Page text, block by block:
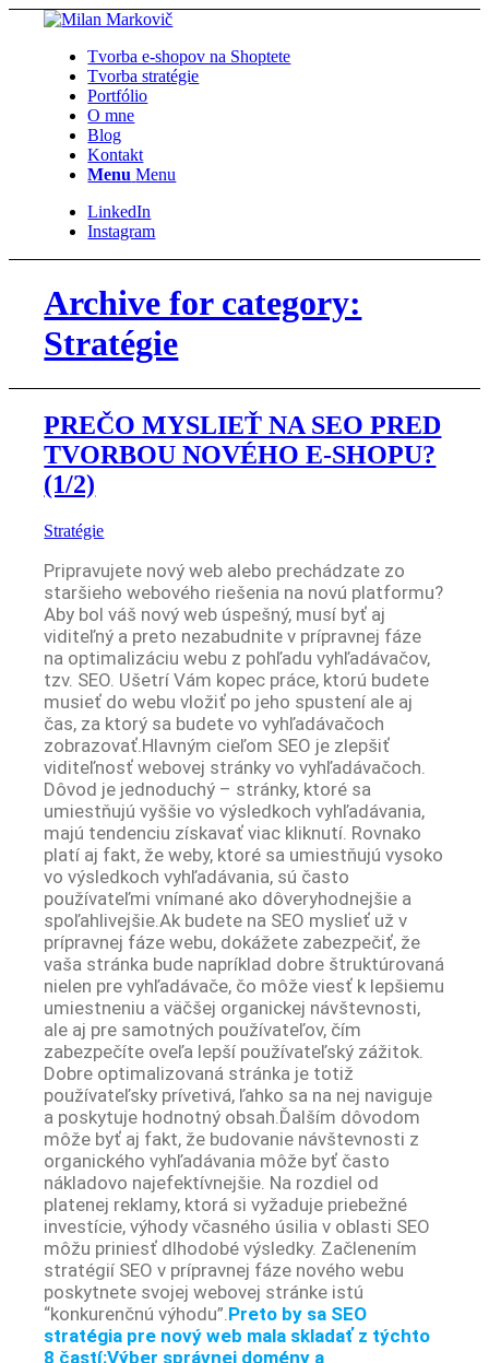
Tvorba e-shopov na Shoptete
Tvorba stratégie
Portfólio
O mne
Blog
Kontakt
Menu Menu
LinkedIn
Instagram
Archive for category:
Stratégie
PREČO MYSLIEŤ NA SEO PRED
TVORBOU NOVÉHO E-SHOPU?
(1/2)
Stratégie
Pripravujete nový web alebo prechádzate zo
staršieho webového riešenia na novú platformu?
Aby bol váš nový web úspešný, musí byť aj
viditeľný a preto nezabudnite v prípravnej fáze
na optimalizáciu webu z pohľadu vyhľadávačov,
tzv. SEO. Ušetrí Vám kopec práce, ktorú budete
musieť do webu vložiť po jeho spustení ale aj
čas, za ktorý sa budete vo vyhľadávačoch
zobrazovať.Hlavným cieľom SEO je zlepšiť
viditeľnosť webovej stránky vo vyhľadávačoch.
Dôvod je jednoduchý – stránky, ktoré sa
umiestňujú vyššie vo výsledkoch vyhľadávania,
majú tendenciu získavať viac kliknutí. Rovnako
platí aj fakt, že weby, ktoré sa umiestňujú vysoko
vo výsledkoch vyhľadávania, sú často
používateľmi vnímané ako dôveryhodnejšie a
spoľahlivejšie.Ak budete na SEO myslieť už v
prípravnej fáze webu, dokážete zabezpečiť, že
vaša stránka bude napríklad dobre štruktúrovaná
nielen pre vyhľadávače, čo môže viesť k lepšiemu
umiestneniu a väčšej organickej návštevnosti,
ale aj pre samotných používateľov, čím
zabezpečíte oveľa lepší používateľský zážitok.
Dobre optimalizovaná stránka je totiž
používateľsky prívetivá, ľahko sa na nej naviguje
a poskytuje hodnotný obsah.Ďalším dôvodom
môže byť aj fakt, že budovanie návštevnosti z
organického vyhľadávania môže byť často
nákladovo najefektívnejšie. Na rozdiel od
platenej reklamy, ktorá si vyžaduje priebežné
investície, výhody včasného úsilia v oblasti SEO
môžu priniesť dlhodobé výsledky. Začlenením
stratégií SEO v prípravnej fáze nového webu
poskytnete svojej webovej stránke istú
“konkurenčnú výhodu”. Preto by sa SEO
stratégia pre nový web mala skladať z týchto
8 častí:Výber správnej domény a